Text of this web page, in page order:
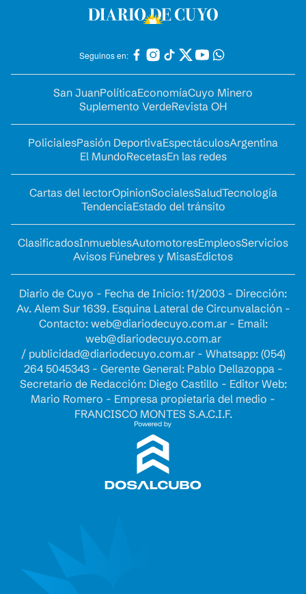
Seguinos en:
San JuanPolíticaEconomíaCuyo Minero
Suplemento VerdeRevista OH
PolicialesPasión DeportivaEspectáculosArgentina
El MundoRecetasEn las redes
Cartas del lectorOpinionSocialesSaludTecnología
TendenciaEstado del tránsito
ClasificadosInmueblesAutomotoresEmpleosServicios
Avisos Fúnebres y MisasEdictos
Diario de Cuyo - Fecha de Inicio: 11/2003 - Dirección:
Av. Alem Sur 1639. Esquina Lateral de Circunvalación -
Contacto: web@diariodecuyo.com.ar- Email:
web@diariodecuyo.com.ar
/ publicidad@diariodecuyo.com.ar- Whatsapp: (054)
264 5045343 - Gerente General: Pablo Dellazoppa -
Secretario de Redacción: Diego Castillo - Editor Web:
Mario Romero - Empresa propietaria del medio -
FRANCISCO MONTES S.A.C.I.F.